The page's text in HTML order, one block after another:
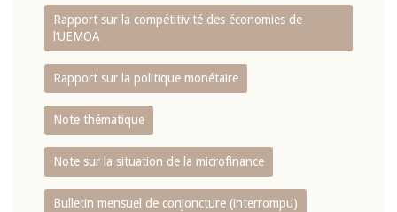
Rapport sur la compétitivité des économies de
l‘UEMOA
Rapport sur la politique monétaire
Note thématique
Note sur la situation de la microfinance
Bulletin mensuel de conjoncture (interrompu)